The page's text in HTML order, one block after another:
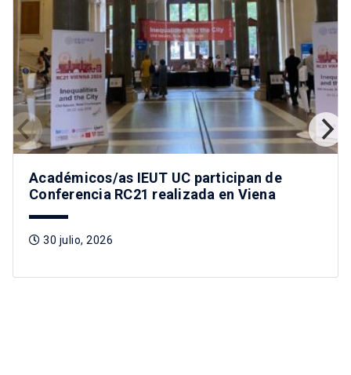
Académicos/as IEUT UC participan de
Conferencia RC21 realizada en Viena
30 julio, 2026